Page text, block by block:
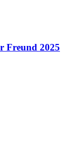
Freund 2025